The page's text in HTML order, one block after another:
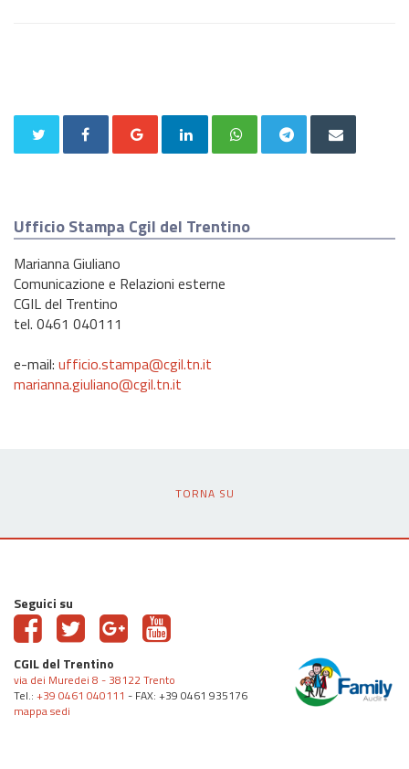
Ufficio Stampa Cgil del Trentino
Marianna Giuliano
Comunicazione e Relazioni esterne
CGIL del Trentino
tel. 0461 040111
e-mail: ufficio.stampa@cgil.tn.it
marianna.giuliano@cgil.tn.it
TORNA SU
Seguici su
CGIL del Trentino
via dei Muredei 8 - 38122 Trento
Tel.: +39 0461 040111 - FAX: +39 0461 935176
mappa sedi